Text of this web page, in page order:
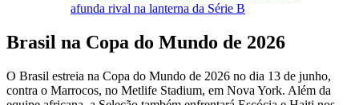
afunda rival na lanterna da Série B
Brasil na Copa do Mundo de 2026
O Brasil estreia na Copa do Mundo de 2026 no dia 13 de junho,
contra o Marrocos, no Metlife Stadium, em Nova York. Além da